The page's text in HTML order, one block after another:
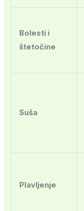
Bolesti i
štetočine
Suša
Plavljenje